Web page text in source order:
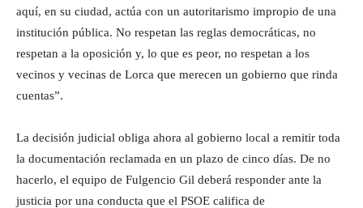
aquí, en su ciudad, actúa con un autoritarismo impropio de una
institución pública. No respetan las reglas democráticas, no
respetan a la oposición y, lo que es peor, no respetan a los
vecinos y vecinas de Lorca que merecen un gobierno que rinda
cuentas”.
La decisión judicial obliga ahora al gobierno local a remitir toda
la documentación reclamada en un plazo de cinco días. De no
hacerlo, el equipo de Fulgencio Gil deberá responder ante la
justicia por una conducta que el PSOE califica de